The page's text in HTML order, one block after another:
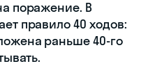
поражение. В
правило 40 ходов:
раньше 40-го